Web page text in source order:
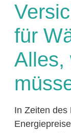
für
Alles,
In Zeiten des